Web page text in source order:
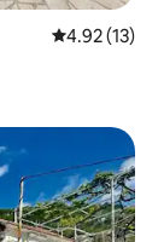
レビュー13
4.92 (13)